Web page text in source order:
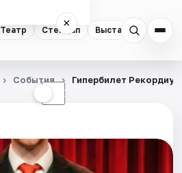
Театр Стендап Выставки
×
☾
События Гипербилет